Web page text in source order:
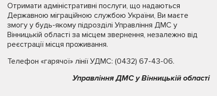
Отримати адміністративні послуги, що надаються
Державною міграційною службою України, Ви маєте
змогу у будь-якому підрозділі Управління ДМС у
Вінницькій області за місцем звернення, незалежно від
реєстрації місця проживання.
Телефон «гарячої» лінії УДМС: (0432) 67-43-06.
Управління ДМС у Вінницькій області